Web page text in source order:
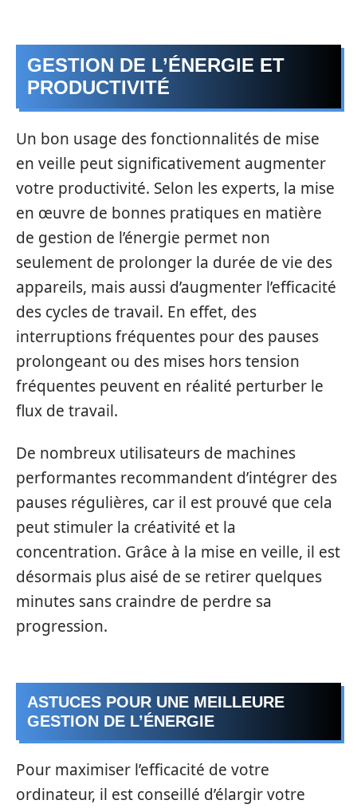
GESTION DE L’ÉNERGIE ET
PRODUCTIVITÉ
Un bon usage des fonctionnalités de mise
en veille peut significativement augmenter
votre productivité. Selon les experts, la mise
en œuvre de bonnes pratiques en matière
de gestion de l’énergie permet non
seulement de prolonger la durée de vie des
appareils, mais aussi d’augmenter l’efficacité
des cycles de travail. En effet, des
interruptions fréquentes pour des pauses
prolongeant ou des mises hors tension
fréquentes peuvent en réalité perturber le
flux de travail.
De nombreux utilisateurs de machines
performantes recommandent d’intégrer des
pauses régulières, car il est prouvé que cela
peut stimuler la créativité et la
concentration. Grâce à la mise en veille, il est
désormais plus aisé de se retirer quelques
minutes sans craindre de perdre sa
progression.
ASTUCES POUR UNE MEILLEURE
GESTION DE L’ÉNERGIE
Pour maximiser l’efficacité de votre
ordinateur, il est conseillé d’élargir votre